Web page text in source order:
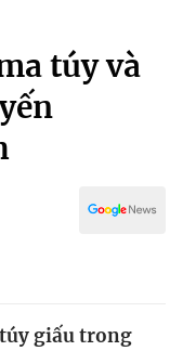
túy và
giấu trong